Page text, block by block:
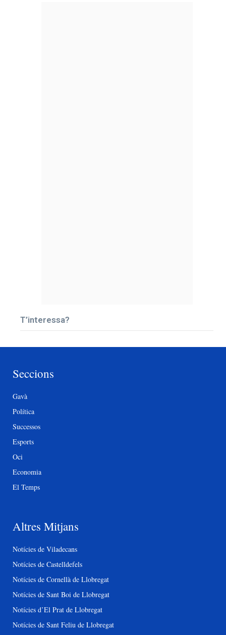
T’interessa?
Seccions
Gavà
Política
Successos
Esports
Oci
Economia
El Temps
Altres Mitjans
Notícies de Viladecans
Notícies de Castelldefels
Notícies de Cornellà de Llobregat
Notícies de Sant Boi de Llobregat
Notícies d’El Prat de Llobregat
Notícies de Sant Feliu de Llobregat